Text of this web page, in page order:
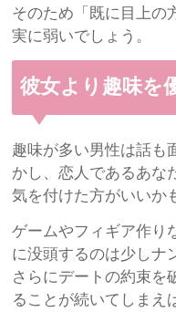
そのため「既に目上の
実に弱いでしょう。
彼女より趣味
趣味が多い男性は話も
かし、恋人であるあな
気を付けた方がいいか
ゲームやフィギア作り
に没頭するのは少しナ
さらにデートの約束を
ることが続いてしまえ